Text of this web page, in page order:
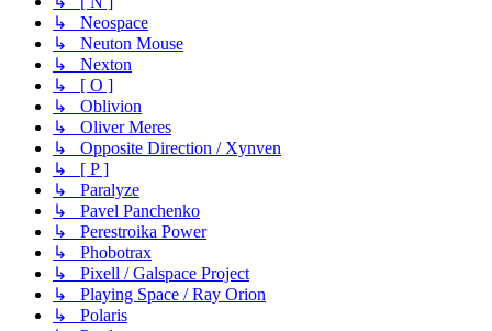
↳ Neospace
↳ Neuton Mouse
↳ Nexton
↳ [ O ]
↳ Oblivion
↳ Oliver Meres
↳ Opposite Direction / Xynven
↳ [ P ]
↳ Paralyze
↳ Pavel Panchenko
↳ Perestroika Power
↳ Phobotrax
↳ Pixell / Galspace Project
↳ Playing Space / Ray Orion
↳ Polaris